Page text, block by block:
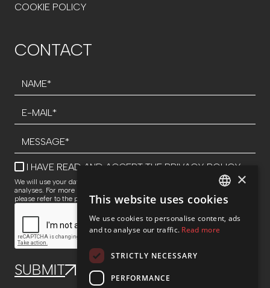
COOKIE POLICY
CONTACT
I HAVE READ AND ACCEPT THE PRIVACY POLICY
We will use your data to respond to inquiries and perform statistical
analyses. For more information about data processing and your rights,
please refer to the privacy policy.
SPANISH
×
This website uses cookies
We use cookies to personalise content, ads
and to analyse our traffic. Read more
STRICTLY NECESSARY
PERFORMANCE